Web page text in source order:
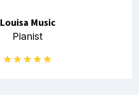
Louisa Music
Pianist